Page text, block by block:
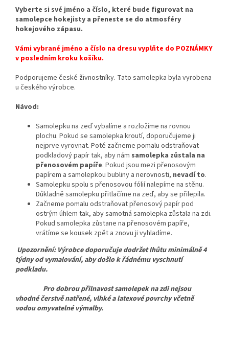
Vyberte si své jméno a číslo, které bude figurovat na
samolepce hokejisty a přeneste se do atmosféry
hokejového zápasu.
Vámi vybrané jméno a číslo na dresu vyplňte do POZNÁMKY
v posledním kroku košíku.
Podporujeme české živnostníky. Tato samolepka byla vyrobena
u českého výrobce.
Návod:
Samolepku na zeď vybalíme a rozložíme na rovnou
plochu. Pokud se samolepka kroutí, doporučujeme ji
nejprve vyrovnat. Poté začneme pomalu odstraňovat
podkladový papír tak, aby nám samolepka zůstala na
přenosovém papíře. Pokud jsou mezi přenosovým
papírem a samolepkou bubliny a nerovnosti, nevadí to.
Samolepku spolu s přenosovou fólií nalepíme na stěnu.
Důkladně samolepku přitlačíme na zeď, aby se přilepila.
Začneme pomalu odstraňovat přenosový papír pod
ostrým úhlem tak, aby samotná samolepka zůstala na zdi.
Pokud samolepka zůstane na přenosovém papíře,
vrátíme se kousek zpět a znovu ji vyhladíme.
Upozornění: Výrobce doporučuje dodržet lhůtu minimálně 4
týdny od vymalování, aby došlo k řádnému vyschnutí
podkladu.
Pro dobrou přilnavost samolepek na zdi nejsou
vhodné čerstvě natřené, vlhké a latexové povrchy včetně
vodou omyvatelné výmalby.